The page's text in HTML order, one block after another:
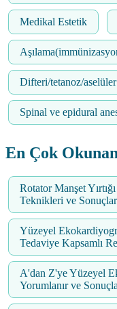
Medikal Estetik
Difteri/tetanoz/aselüler
Spinal ve epidural
En Çok
Rotator Manşet
Teknikleri ve
Yüzeyel
Tedaviye Kapsamlı
A'dan Z'ye Yüzeyel
Yorumlanır ve